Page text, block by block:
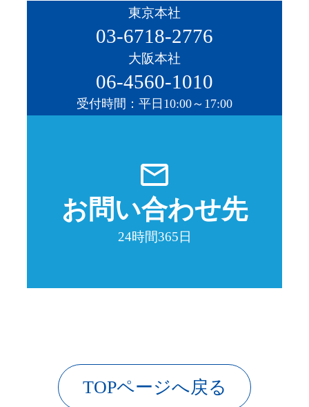
東京本社
03-6718-2776
大阪本社
06-4560-1010
受付時間：平日10:00～17:00
mail_outline
お問い合わせ先
24時間365日
TOPページへ戻る